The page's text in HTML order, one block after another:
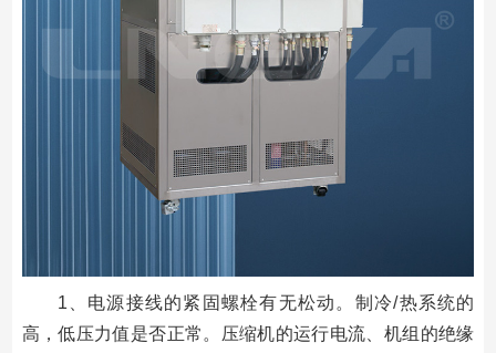
1、电源接线的紧固螺栓有无松动。制冷/热系统的
高，低压力值是否正常。压缩机的运行电流、机组的绝缘